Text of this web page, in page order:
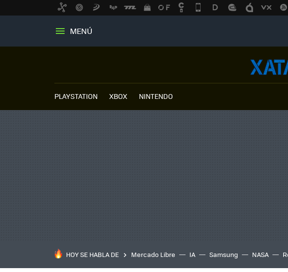
MENÚ
PLAYSTATION XBOX NINTENDO
HOY SE HABLA DE Mercado Libre IA Samsung NASA